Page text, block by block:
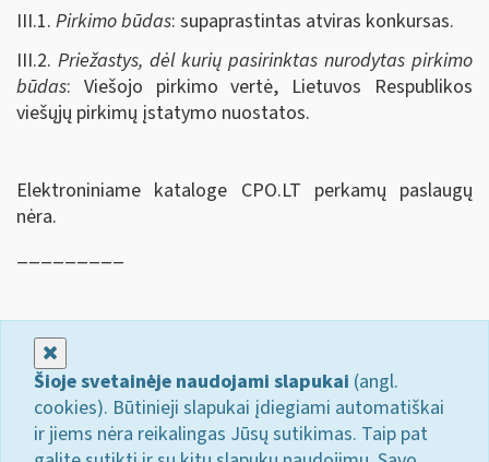
III.1. Pirkimo būdas: supaprastintas atviras konkursas.
III.2. Priežastys, dėl kurių pasirinktas nurodytas pirkimo
būdas: Viešojo pirkimo vertė, Lietuvos Respublikos
viešųjų pirkimų įstatymo nuostatos.
Elektroniniame kataloge CPO.LT perkamų paslaugų
nėra.
_________
Šioje svetainėje naudojami slapukai (angl.
cookies). Būtinieji slapukai įdiegiami automatiškai
ir jiems nėra reikalingas Jūsų sutikimas. Taip pat